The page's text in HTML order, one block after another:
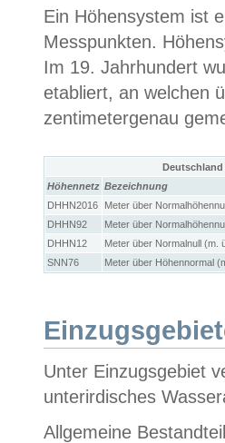
Ein Höhensystem ist
Messpunkten.
Im 19. Jahrhundert
etabliert, an welchen
zentimetergenau
Höhennetz Bezeichnung
DHHN2016
Meter über
DHHN92
Meter über
DHHN12
Meter über Normalnull (m.
SNN76
Meter über Höhennormal
Unter Einzugsgebiet
unterirdisches
Allgemeine